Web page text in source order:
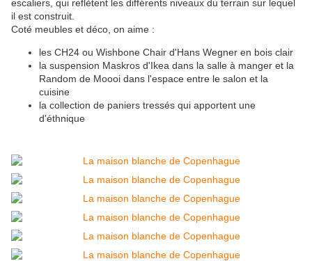
escaliers, qui reflètent les différents niveaux du terrain sur lequel
il est construit.
Coté meubles et déco, on aime :
les CH24 ou Wishbone Chair d'Hans Wegner en bois clair
la suspension Maskros d'Ikea dans la salle à manger et la
Random de Moooi dans l'espace entre le salon et la
cuisine
la collection de paniers tressés qui apportent une
d'éthnique